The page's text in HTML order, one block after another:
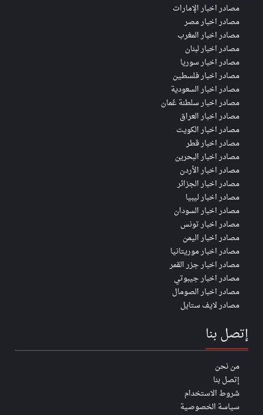
مصادر اخبار الإمارات
مصادر اخبار مصر
مصادر اخبار المغرب
مصادر اخبار لبنان
مصادر اخبار سوريا
مصادر اخبار فلسطين
مصادر اخبار السعودية
مصادر اخبار سلطنة عُمان
مصادر اخبار العراق
مصادر اخبار الكويت
مصادر اخبار قطر
مصادر اخبار البحرين
مصادر اخبار الأردن
مصادر اخبار الجزائر
مصادر اخبار ليبيا
مصادر اخبار السودان
مصادر اخبار تونس
مصادر اخبار اليمن
مصادر اخبار موريتانيا
مصادر اخبار جزر القمر
مصادر اخبار جيبوتي
مصادر اخبار الصومال
مصادر لايف ستايل
إتصل بنا
من نحن
إتصل بنا
شروط الاستخدام
سياسة الخصوصية